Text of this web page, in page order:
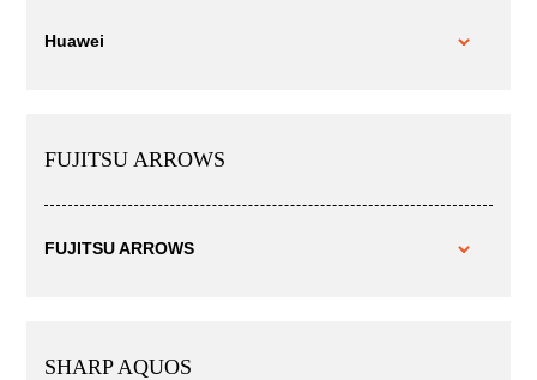
Huawei
FUJITSU ARROWS
FUJITSU ARROWS
SHARP AQUOS